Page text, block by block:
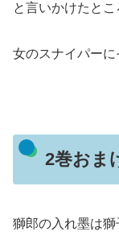
と言いかけたとこ
女のスナイパーに
2巻おま
獅郎の入れ墨は獅